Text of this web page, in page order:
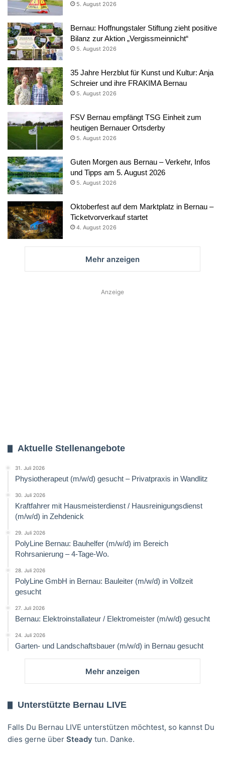
5. August 2026
Bernau: Hoffnungstaler Stiftung zieht positive
Bilanz zur Aktion „Vergissmeinnicht“
5. August 2026
35 Jahre Herzblut für Kunst und Kultur: Anja
Schreier und ihre FRAKIMA Bernau
5. August 2026
FSV Bernau empfängt TSG Einheit zum
heutigen Bernauer Ortsderby
5. August 2026
Guten Morgen aus Bernau – Verkehr, Infos
und Tipps am 5. August 2026
5. August 2026
Oktoberfest auf dem Marktplatz in Bernau –
Ticketvorverkauf startet
4. August 2026
Mehr anzeigen
Anzeige
Aktuelle Stellenangebote
31. Juli 2026
Physiotherapeut (m/w/d) gesucht – Privatpraxis in Wandlitz
30. Juli 2026
Kraftfahrer mit Hausmeisterdienst / Hausreinigungsdienst
(m/w/d) in Zehdenick
29. Juli 2026
PolyLine Bernau: Bauhelfer (m/w/d) im Bereich
Rohrsanierung – 4-Tage-Wo.
28. Juli 2026
PolyLine GmbH in Bernau: Bauleiter (m/w/d) in Vollzeit
gesucht
27. Juli 2026
Bernau: Elektroinstallateur / Elektromeister (m/w/d) gesucht
24. Juli 2026
Garten- und Landschaftsbauer (m/w/d) in Bernau gesucht
Mehr anzeigen
Unterstützte Bernau LIVE
Falls Du Bernau LIVE unterstützen möchtest, so kannst Du
dies gerne über Steady tun. Danke.